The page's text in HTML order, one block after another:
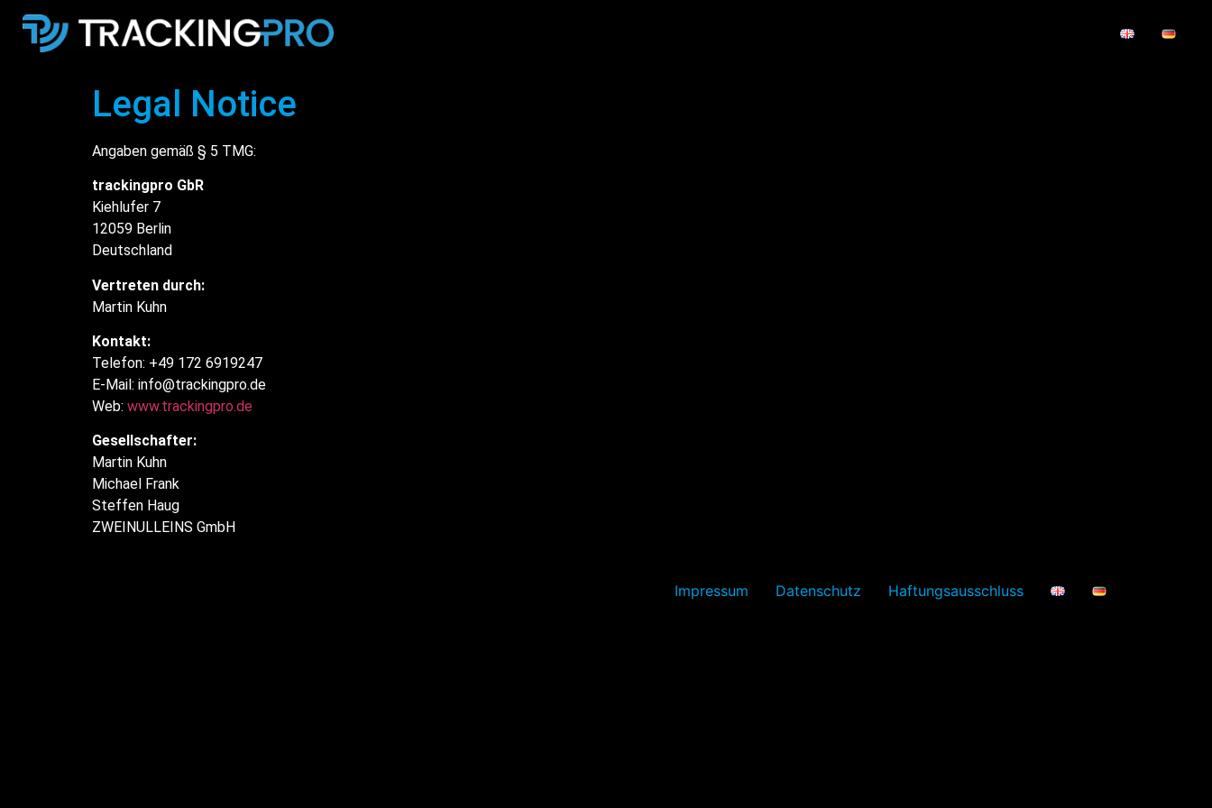
Legal Notice
Angaben gemäß § 5 TMG:
trackingpro GbR
Kiehlufer 7
12059 Berlin
Deutschland
Vertreten durch:
Martin Kuhn
Kontakt:
Telefon: +49 172 6919247
E-Mail: info@trackingpro.de
Web: www.trackingpro.de
Gesellschafter:
Martin Kuhn
Michael Frank
Steffen Haug
ZWEINULLEINS GmbH
Impressum Datenschutz Haftungsausschluss